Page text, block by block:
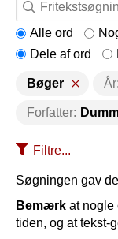
Alle ord
Dele af ord
Bøger År:
Forfatter:
Filtre...
Søgningen gav
Bemærk at nogle
tiden, og at tekst-